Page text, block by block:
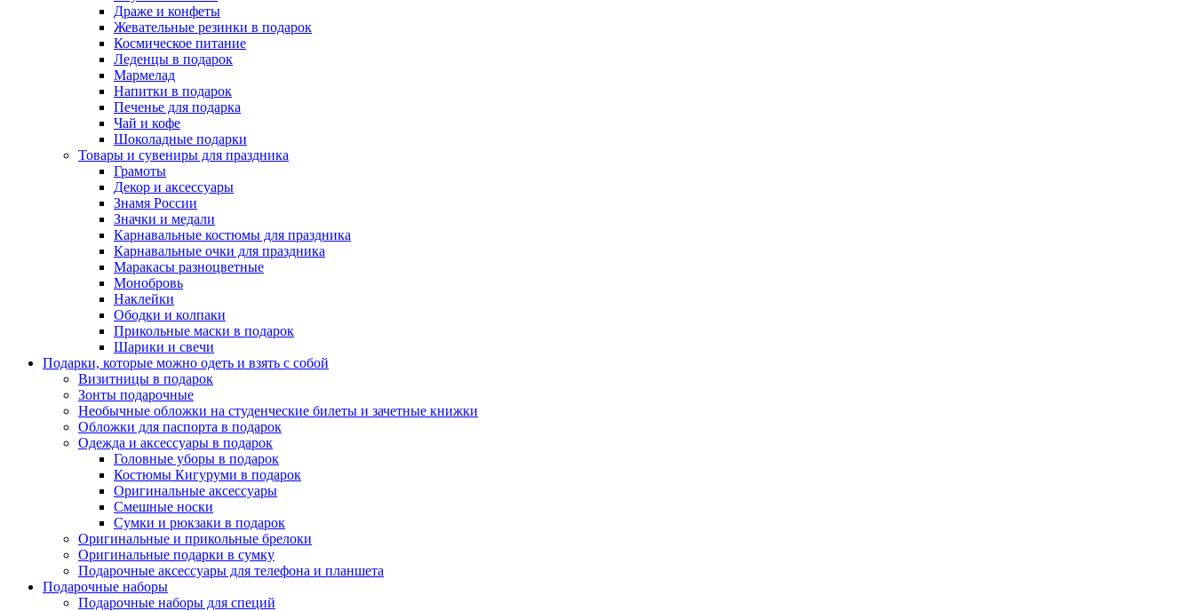
Драже и конфеты
Жевательные резинки в подарок
Космическое питание
Леденцы в подарок
Мармелад
Напитки в подарок
Печенье для подарка
Чай и кофе
Шоколадные подарки
Товары и сувениры для праздника
Грамоты
Декор и аксессуары
Знамя России
Значки и медали
Карнавальные костюмы для праздника
Карнавальные очки для праздника
Маракасы разноцветные
Монобровь
Наклейки
Ободки и колпаки
Прикольные маски в подарок
Шарики и свечи
Подарки, которые можно одеть и взять с собой
Визитницы в подарок
Зонты подарочные
Необычные обложки на студенческие билеты и зачетные книжки
Обложки для паспорта в подарок
Одежда и аксессуары в подарок
Головные уборы в подарок
Костюмы Кигуруми в подарок
Оригинальные аксессуары
Смешные носки
Сумки и рюкзаки в подарок
Оригинальные и прикольные брелоки
Оригинальные подарки в сумку
Подарочные аксессуары для телефона и планшета
Подарочные наборы
Подарочные наборы для специй